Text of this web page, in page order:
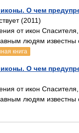
О чем
(2011)
от икон
людям известны
книга
О чем
от икон
людям известны